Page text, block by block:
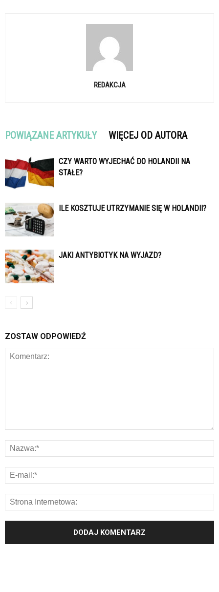
REDAKCJA
POWIĄZANE ARTYKUŁY WIĘCEJ OD AUTORA
CZY WARTO WYJECHAĆ DO HOLANDII NA
STAŁE?
ILE KOSZTUJE UTRZYMANIE SIĘ W HOLANDII?
JAKI ANTYBIOTYK NA WYJAZD?
ZOSTAW ODPOWIEDŹ